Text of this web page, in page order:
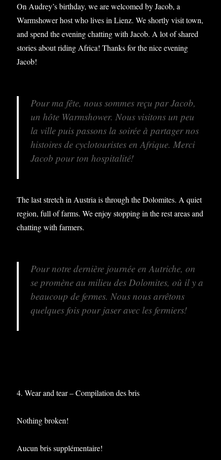
On Audrey’s birthday, we are welcomed by Jacob, a
Warmshower host who lives in Lienz. We shortly visit town,
and spend the evening chatting with Jacob. A lot of shared
stories about riding Africa! Thanks for the nice evening
Jacob!
Pour ma fête, nous sommes reçu par Jacob,
un hôte Warmshower. Nous visitons un peu
la ville puis passons la soirée à partager nos
histoires de cyclotouristes en Afrique. Merci
Jacob pour ton hospitalité!
The last stretch in Austria is through the Dolomites. A quiet
region, full of farms. We enjoy stopping in the rest areas and
chatting with farmers.
Pour notre dernière journée en Autriche, on
se promène au milieu des Dolomites, où il y a
beaucoup de fermes. Nous nous arrêtons
quelques fois pour jaser avec les fermiers!
4. Wear and tear – Compilation des bris
Nothing broken!
Aucun bris supplémentaire!